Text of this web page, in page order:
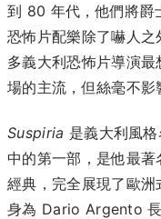
到 80 年代，他們將爵
恐怖片配樂除了嚇人
多義大利恐怖片導演
場的主流，但絲毫不影
Suspiria 是義大利風
中的第一部，是他最
經典，完全展現了歐
身為 Dario Argento